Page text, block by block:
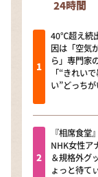
24時間
40℃超え続
因は「空気
ら」専門家
「“きれい
い”どっちが
『相席食堂
NHK女性ア
＆規格外グ
ょっと待て